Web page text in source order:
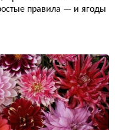
правила — и ягоды